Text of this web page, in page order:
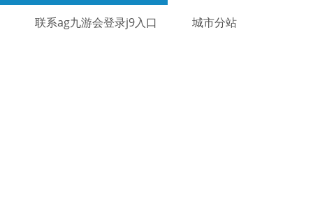
联系ag九游会登录j9入口 城市分站